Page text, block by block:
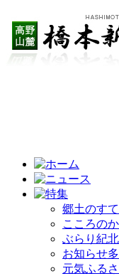
郷土のす
こころの
ぶらり紀
お知らせ
元気ふる